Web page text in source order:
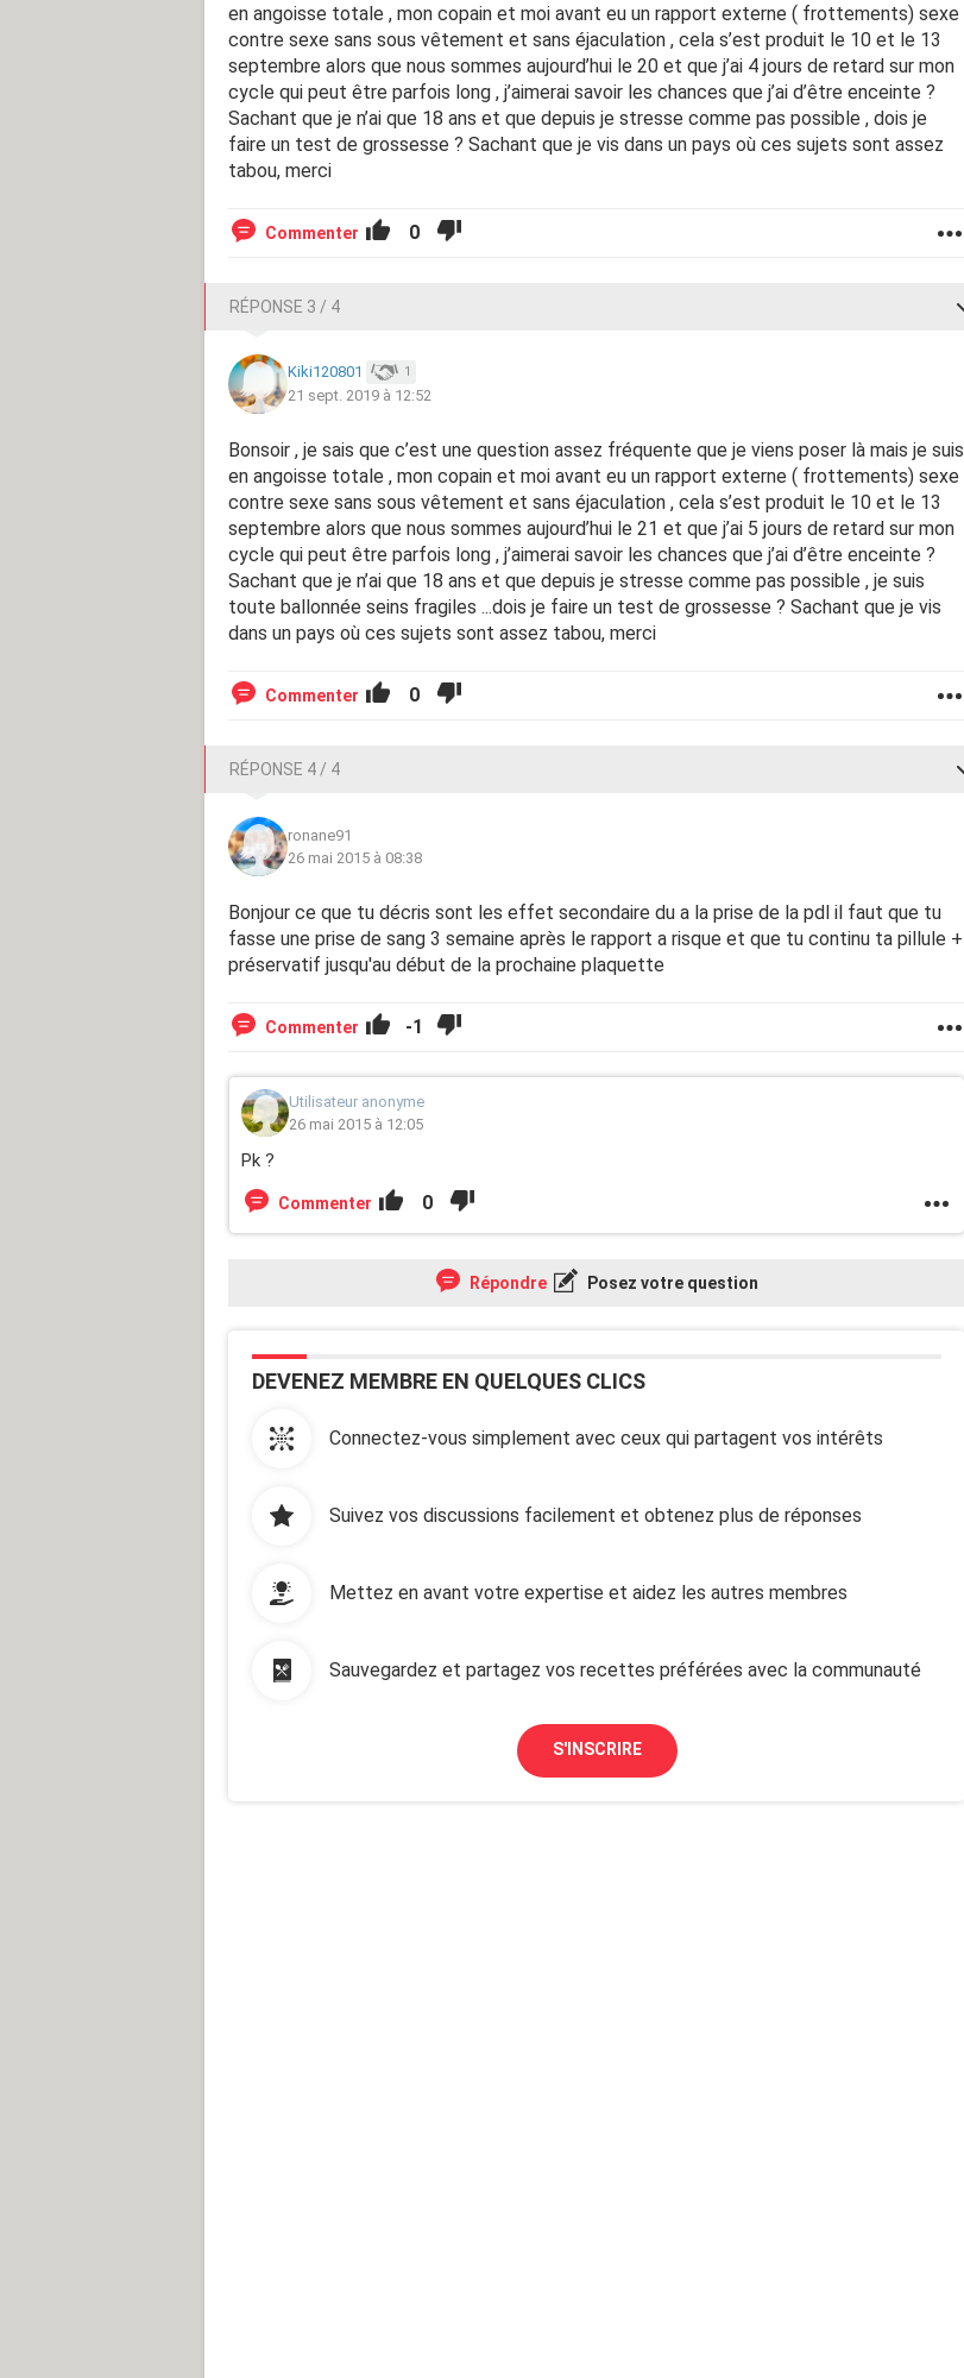
en angoisse totale , mon copain et moi avant eu un rapport externe ( frottements) sexe
contre sexe sans sous vêtement et sans éjaculation , cela s’est produit le 10 et le 13
septembre alors que nous sommes aujourd’hui le 20 et que j’ai 4 jours de retard sur mon
cycle qui peut être parfois long , j’aimerai savoir les chances que j’ai d’être enceinte ?
Sachant que je n’ai que 18 ans et que depuis je stresse comme pas possible , dois je
faire un test de grossesse ? Sachant que je vis dans un pays où ces sujets sont assez
tabou, merci
Commenter 0
RÉPONSE 3 / 4
Kiki120801 1
21 sept. 2019 à 12:52
Bonsoir , je sais que c’est une question assez fréquente que je viens poser là mais je suis
en angoisse totale , mon copain et moi avant eu un rapport externe ( frottements) sexe
contre sexe sans sous vêtement et sans éjaculation , cela s’est produit le 10 et le 13
septembre alors que nous sommes aujourd’hui le 21 et que j’ai 5 jours de retard sur mon
cycle qui peut être parfois long , j’aimerai savoir les chances que j’ai d’être enceinte ?
Sachant que je n’ai que 18 ans et que depuis je stresse comme pas possible , je suis
toute ballonnée seins fragiles ...dois je faire un test de grossesse ? Sachant que je vis
dans un pays où ces sujets sont assez tabou, merci
Commenter 0
RÉPONSE 4 / 4
ronane91
26 mai 2015 à 08:38
Bonjour ce que tu décris sont les effet secondaire du a la prise de la pdl il faut que tu
fasse une prise de sang 3 semaine après le rapport a risque et que tu continu ta pillule +
préservatif jusqu'au début de la prochaine plaquette
Commenter -1
Utilisateur anonyme
26 mai 2015 à 12:05
Pk ?
Commenter 0
Répondre Posez votre question
DEVENEZ MEMBRE EN QUELQUES CLICS
Connectez-vous simplement avec ceux qui partagent vos intérêts
Suivez vos discussions facilement et obtenez plus de réponses
Mettez en avant votre expertise et aidez les autres membres
Sauvegardez et partagez vos recettes préférées avec la communauté
S'INSCRIRE